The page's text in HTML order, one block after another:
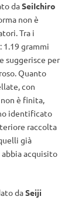
daSeiIchiro
non è
Tra i
1.19 grammi
suggerisce per
Quanto
con
non è finita,
identificato
raccolta
già
acquisito
daSeiji